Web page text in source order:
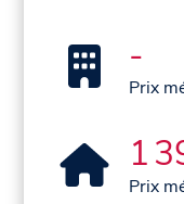
-
Prix
1
Prix